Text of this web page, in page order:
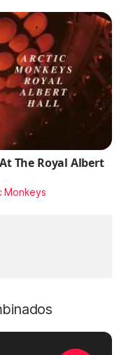
The Royal Albert
Monkeys